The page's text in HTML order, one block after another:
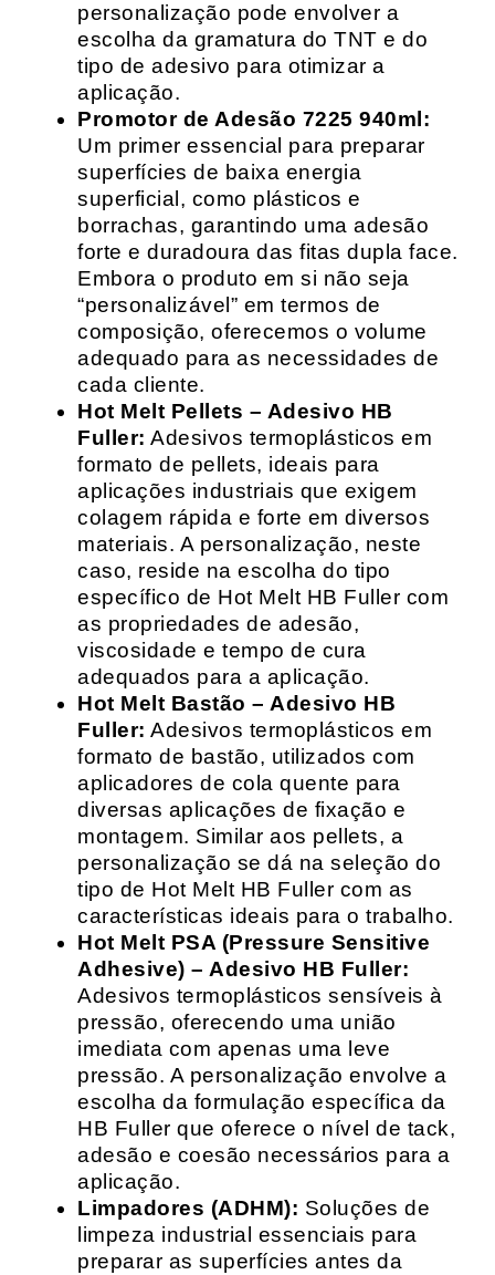
personalização pode envolver a
escolha da gramatura do TNT e do
tipo de adesivo para otimizar a
aplicação.
Promotor de Adesão 7225 940ml:
Um primer essencial para preparar
superfícies de baixa energia
superficial, como plásticos e
borrachas, garantindo uma adesão
forte e duradoura das fitas dupla face.
Embora o produto em si não seja
“personalizável” em termos de
composição, oferecemos o volume
adequado para as necessidades de
cada cliente.
Hot Melt Pellets – Adesivo HB
Fuller: Adesivos termoplásticos em
formato de pellets, ideais para
aplicações industriais que exigem
colagem rápida e forte em diversos
materiais. A personalização, neste
caso, reside na escolha do tipo
específico de Hot Melt HB Fuller com
as propriedades de adesão,
viscosidade e tempo de cura
adequados para a aplicação.
Hot Melt Bastão – Adesivo HB
Fuller: Adesivos termoplásticos em
formato de bastão, utilizados com
aplicadores de cola quente para
diversas aplicações de fixação e
montagem. Similar aos pellets, a
personalização se dá na seleção do
tipo de Hot Melt HB Fuller com as
características ideais para o trabalho.
Hot Melt PSA (Pressure Sensitive
Adhesive) – Adesivo HB Fuller:
Adesivos termoplásticos sensíveis à
pressão, oferecendo uma união
imediata com apenas uma leve
pressão. A personalização envolve a
escolha da formulação específica da
HB Fuller que oferece o nível de tack,
adesão e coesão necessários para a
aplicação.
Limpadores (ADHM): Soluções de
limpeza industrial essenciais para
preparar as superfícies antes da